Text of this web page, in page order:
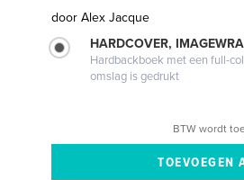
door Alex Jacque
HARDCOVER,
Hardbackboek met een full-
omslag is gedrukt
BTW wordt